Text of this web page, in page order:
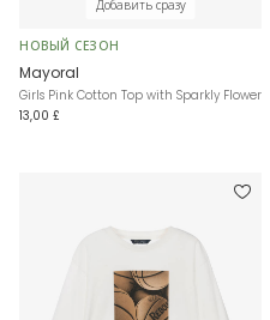
Добавить сразу
НОВЫЙ СЕЗОН
Mayoral
Girls Pink Cotton Top with Sparkly Flower
13,00 £